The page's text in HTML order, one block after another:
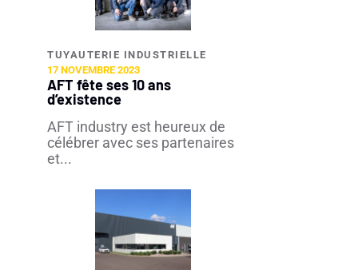
TUYAUTERIE INDUSTRIELLE​
17 NOVEMBRE 2023
AFT fête ses 10 ans
d’existence
AFT industry est heureux de
célébrer avec ses partenaires
et...